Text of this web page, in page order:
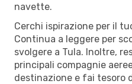
navette.
Cerchi ispirazione per il
Continua a leggere per
svolgere a Tula. Inoltre,
principali compagnie
destinazione e fai tesoro